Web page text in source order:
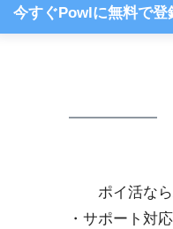
今すぐPowlに無料で登
ポイ活な
・サポート対